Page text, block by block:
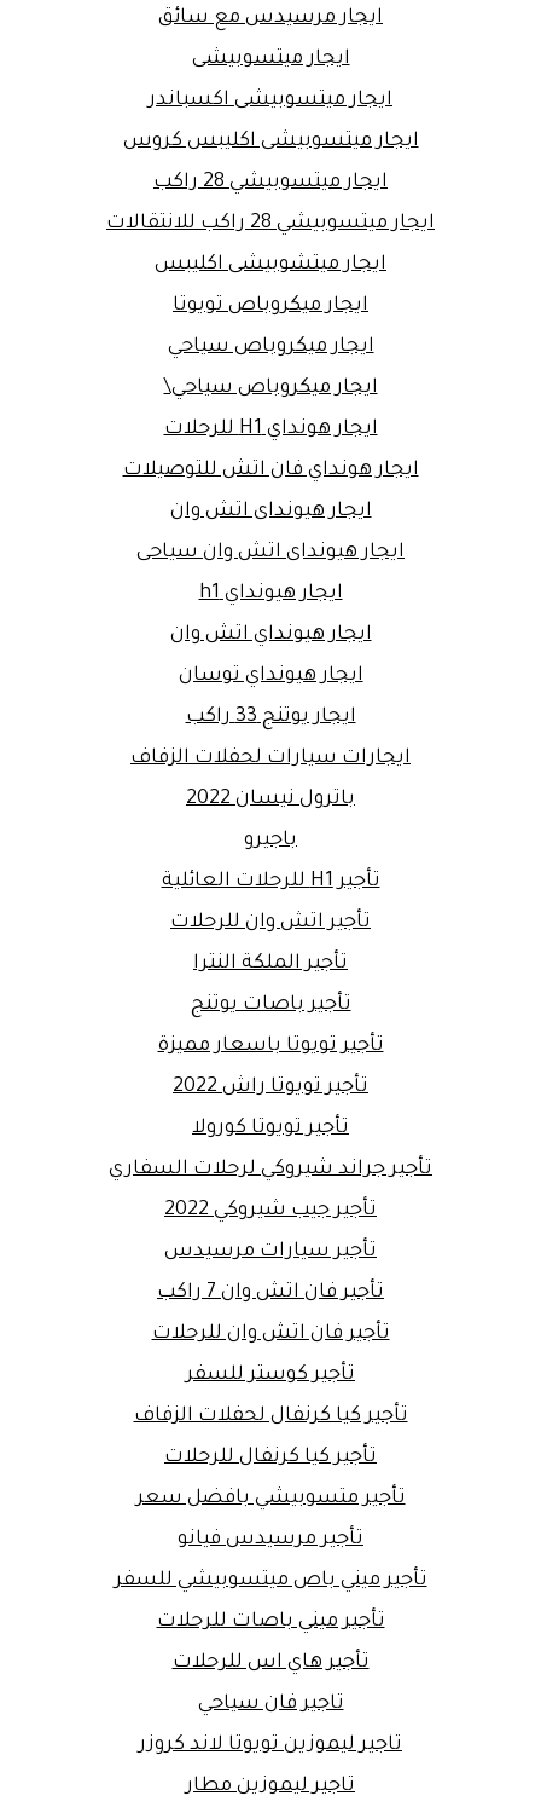
ايجار مرسيدس مع سائق
ايجار ميتسوبيشى
ايجار ميتسوبيشى اكسباندر
ايجار ميتسوبيشى اكليبس كروس
ايجار ميتسوبيشي 28 راكب
ايجار ميتسوبيشي 28 راكب للانتقالات
ايجار ميتشوبيشى اكليبس
ايجار ميكروباص تويوتا
ايجار ميكروباص سياحي
ايجار ميكروباص سياحي\
ايجار هونداي H1 للرحلات
ايجار هونداي فان اتش للتوصيلات
ايجار هيونداى اتش وان
ايجار هيونداى اتش وان سياحى
ايجار هيونداي h1
ايجار هيونداي اتش وان
ايجار هيونداي توسان
ايجار يوتنج 33 راكب
ايجارات سيارات لحفلات الزفاف
باترول نيسان 2022
باجيرو
تأجير H1 للرحلات العائلية
تأجير اتش وان للرحلات
تأجير الملكة النترا
تأجير باصات يوتنج
تأجير تويوتا باسعار مميزة
تأجير تويوتا راش 2022
تأجير تويوتا كورولا
تأجير جراند شيروكي لرحلات السفاري
تأجير جيب شيروكي 2022
تأجير سيارات مرسيدس
تأجير فان اتش وان 7 راكب
تأجير فان اتش وان للرحلات
تأجير كوستر للسفر
تأجير كيا كرنفال لحفلات الزفاف
تأجير كيا كرنفال للرحلات
تأجير متسوبيشي بافضل سعر
تأجير مرسيدس فيانو
تأجير ميني باص ميتسوبيشي للسفر
تأجير ميني باصات للرحلات
تأجير هاي اس للرحلات
تاجير فان سياحي
تاجير ليموزين تويوتا لاند كروزر
تاجير ليموزين مطار